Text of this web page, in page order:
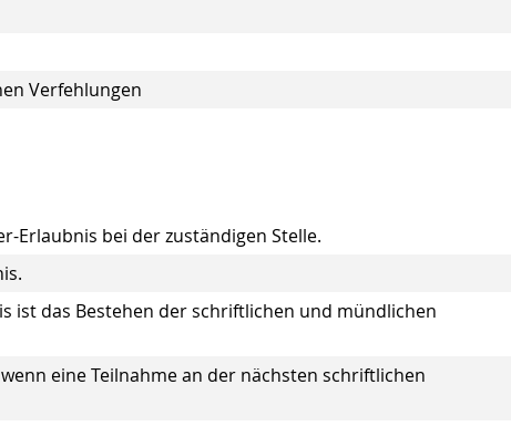
Verfehlungen
Erlaubnis bei der zuständigen Stelle.
ist das Bestehen der schriftlichen und mündlichen
eine Teilnahme an der nächsten schriftlichen